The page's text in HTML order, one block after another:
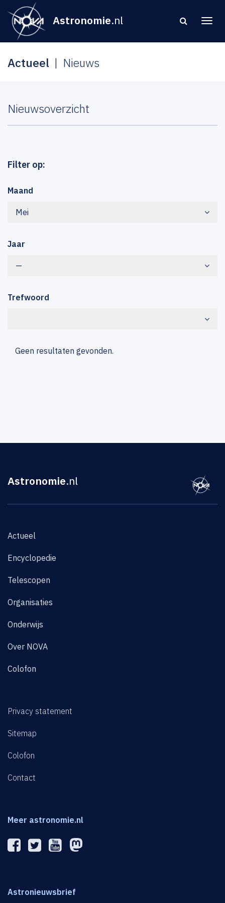
Astronomie.nl
Actueel Nieuws
Nieuwsoverzicht
Filter op:
Maand
Mei
Jaar
—
Trefwoord
Geen resultaten gevonden.
Astronomie.nl
Actueel
Encyclopedie
Telescopen
Organisaties
Onderwijs
Over NOVA
Colofon
Privacy statement
Sitemap
Colofon
Contact
Meer astronomie.nl
Astronieuwsbrief